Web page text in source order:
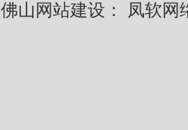
佛山网站建设： 凤软网